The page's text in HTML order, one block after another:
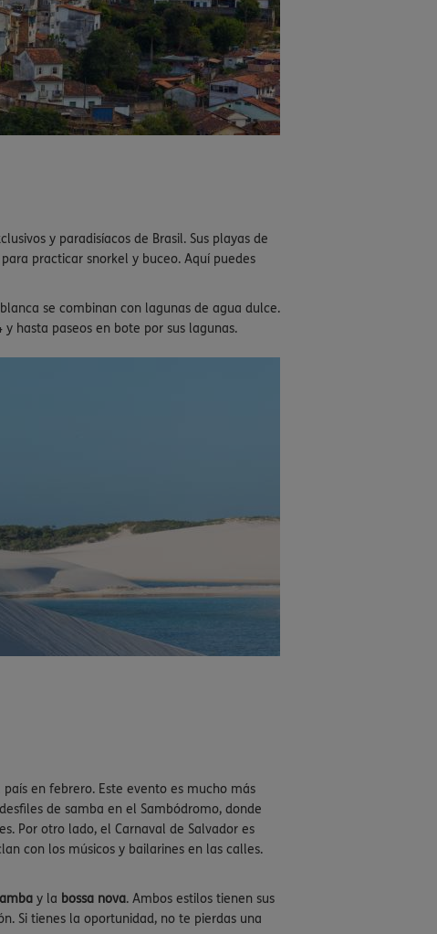
y paradisíacos de Brasil. Sus playas de
practicar snorkel y buceo. Aquí puedes
se combinan con lagunas de agua dulce.
hasta paseos en bote por sus lagunas.
en febrero. Este evento es mucho más
de samba en el Sambódromo, donde
Por otro lado, el Carnaval de Salvador es
con los músicos y bailarines en las calles.
y la bossa nova. Ambos estilos tienen sus
Si tienes la oportunidad, no te pierdas una